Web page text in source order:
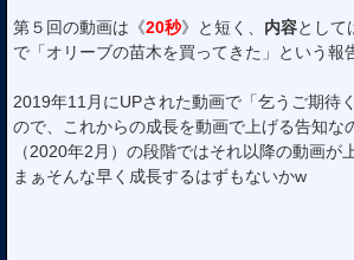
第５回の動画は《20秒》と短く、 内容として
で「オリーブの苗木を買ってきた」という報
2019年11月にUPされた動画で「乞うご期待
ので、これからの成長を動画で上げる告知な
（2020年2月）の段階ではそれ以降の動画が
まぁそんな早く成長するはずもないかw